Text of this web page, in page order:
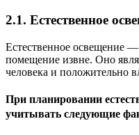
2.1. Естественное
Естественное освещение
помещение извне. Оно
человека и положительно
При планировании
учитывать следующие